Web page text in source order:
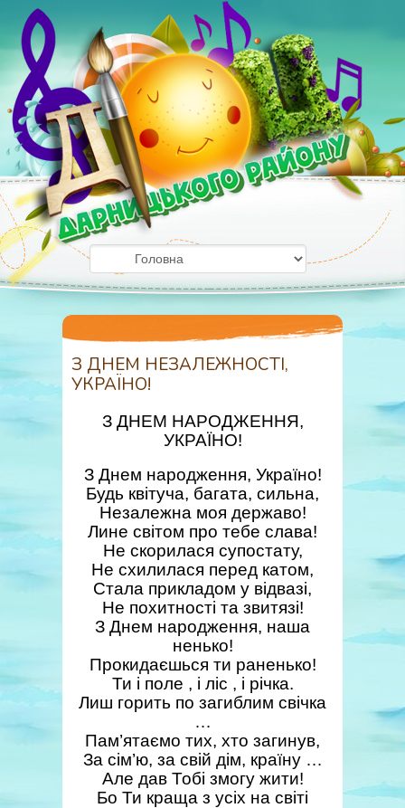
З ДНЕМ НЕЗАЛЕЖНОСТІ,
УКРАЇНО!
З ДНЕМ НАРОДЖЕННЯ,
УКРАЇНО!
З Днем народження, Україно!
Будь квітуча, багата, сильна,
Незалежна моя державо!
Лине світом про тебе слава!
Не скорилася супостату,
Не схилилася перед катом,
Стала прикладом у відвазі,
Не похитності та звитязі!
З Днем народження, наша
ненько!
Прокидаєшься ти раненько!
Ти і поле , і ліс , і річка.
Лиш горить по загиблим свічка
…
Пам’ятаємо тих, хто загинув,
За сім’ю, за свій дім, країну …
Але дав Тобі змогу жити!
Бо Ти краща з усіх на світі